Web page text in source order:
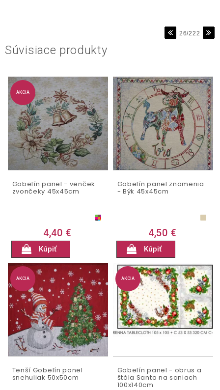
26/222
Súvisiace produkty
AKCIA
Gobelín panel - venček
zvončeky 45x45cm
4,40 €
Kúpiť
Gobelín panel znamenia
- Býk 45x45cm
4,50 €
Kúpiť
AKCIA
Tenší Gobelín panel
snehuliak 50x50cm
AKCIA
Gobelín panel - obrus a
štóla Santa na saniach
100x140cm